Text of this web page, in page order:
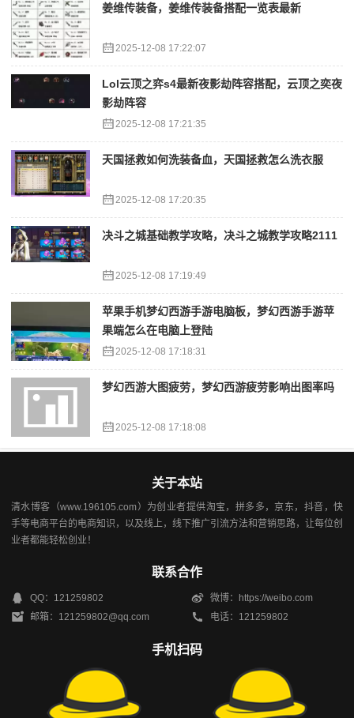
姜维传装备，姜维传装备搭配一览表最新
2025-12-08 17:22:07
Lol云顶之弈s4最新夜影劫阵容搭配，云顶之奕夜
影劫阵容
2025-12-08 17:21:35
天国拯救如何洗装备血，天国拯救怎么洗衣服
2025-12-08 17:20:35
决斗之城基础教学攻略，决斗之城教学攻略2111
2025-12-08 17:19:49
苹果手机梦幻西游手游电脑板，梦幻西游手游苹
果端怎么在电脑上登陆
2025-12-08 17:18:31
梦幻西游大图疲劳，梦幻西游疲劳影响出图率吗
2025-12-08 17:18:08
关于本站
清水博客（www.196105.com）为创业者提供淘宝，拼多多，京东，抖音，快
手等电商平台的电商知识，以及线上，线下推广引流方法和营销思路，让每位创
业者都能轻松创业！
联系合作
QQ：121259802
微博：https://weibo.com
邮箱：121259802@qq.com
电话：121259802
手机扫码